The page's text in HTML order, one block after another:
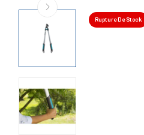
Rupture De Stock